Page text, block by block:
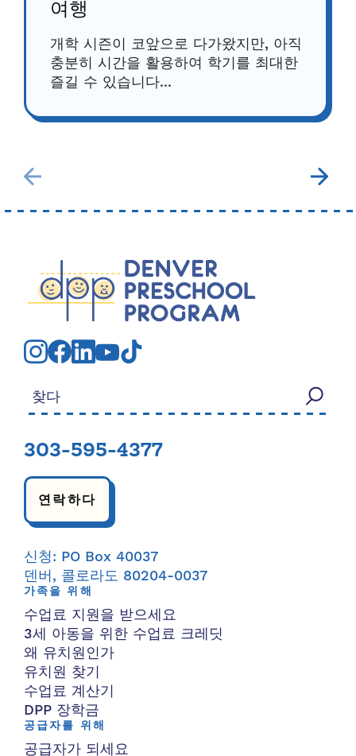
여행
개학 시즌이 코앞으로 다가왔지만, 아직
충분히 시간을 활용하여 학기를 최대한
즐길 수 있습니다...
검색:
303-595-4377
연락하다
신청: PO Box 40037
덴버, 콜로라도 80204-0037
가족을 위해
수업료 지원을 받으세요
3세 아동을 위한 수업료 크레딧
왜 유치원인가
유치원 찾기
수업료 계산기
DPP 장학금
공급자를 위해
공급자가 되세요